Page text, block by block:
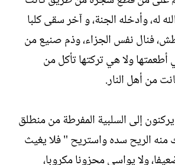
له، وأدخله الجنة، و آخر سقى كلبا
فنال نفس الجزاء، وذم صنيع من
ولا هي تركتها تأكل من
من أهل النار.
يركنون إلى السلبية المفرطة من منطلق
منه الريح سده واستريح " فلا يغيث
ولا يواسي محزونا مكروبا،